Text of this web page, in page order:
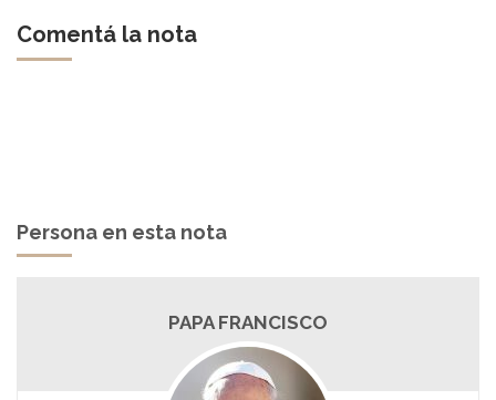
Comentá la nota
Persona en esta nota
PAPA FRANCISCO